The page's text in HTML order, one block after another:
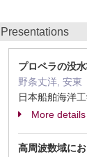
Presentations
プロペラの没
野条丈洋, 安
日本船舶海洋
More details
高周波数域に